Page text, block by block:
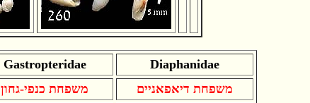
Gastropteridae
Diaphanidae
משפחת כנפי-גחון משפחת דיאפאניים